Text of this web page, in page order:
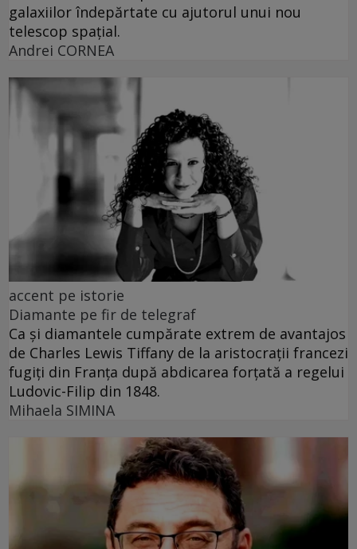
galaxiilor îndepărtate cu ajutorul unui nou
telescop spațial.
Andrei CORNEA
accent pe istorie
Diamante pe fir de telegraf
Ca și diamantele cumpărate extrem de avantajos
de Charles Lewis Tiffany de la aristocrații francezi
fugiți din Franța după abdicarea forțată a regelui
Ludovic-Filip din 1848.
Mihaela SIMINA